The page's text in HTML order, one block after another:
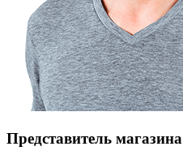
Представитель магазина